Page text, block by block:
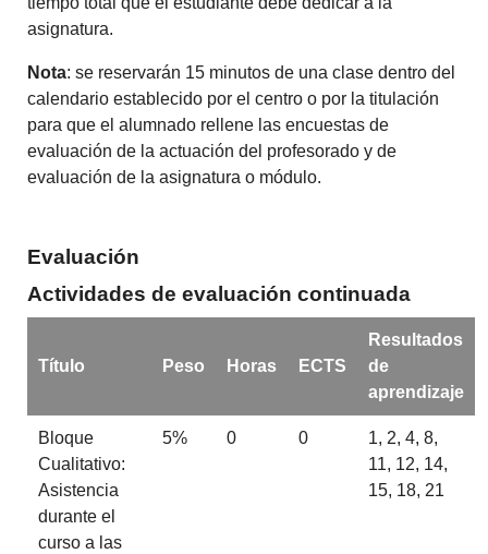
asignatura.
Nota: se reservarán 15 minutos de una clase dentro del
calendario establecido por el centro o por la titulación
para que el alumnado rellene las encuestas de
evaluación de la actuación del profesorado y de
evaluación de la asignatura o módulo.
Evaluación
Actividades de evaluación continuada
Título Peso Horas ECTS
Resultados
de
aprendizaje
Bloque
Cualitativo:
Asistencia
durante el
curso a las
5% 0 0
1, 2, 4, 8,
11, 12, 14,
15, 18, 21